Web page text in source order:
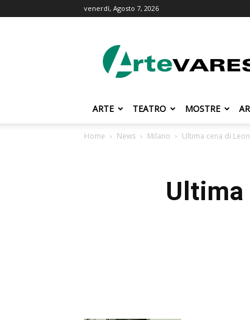
venerdì, Agosto 7, 2026
ARTE TEATRO MOSTRE
Home News Milano Ultima cena di
Ultima